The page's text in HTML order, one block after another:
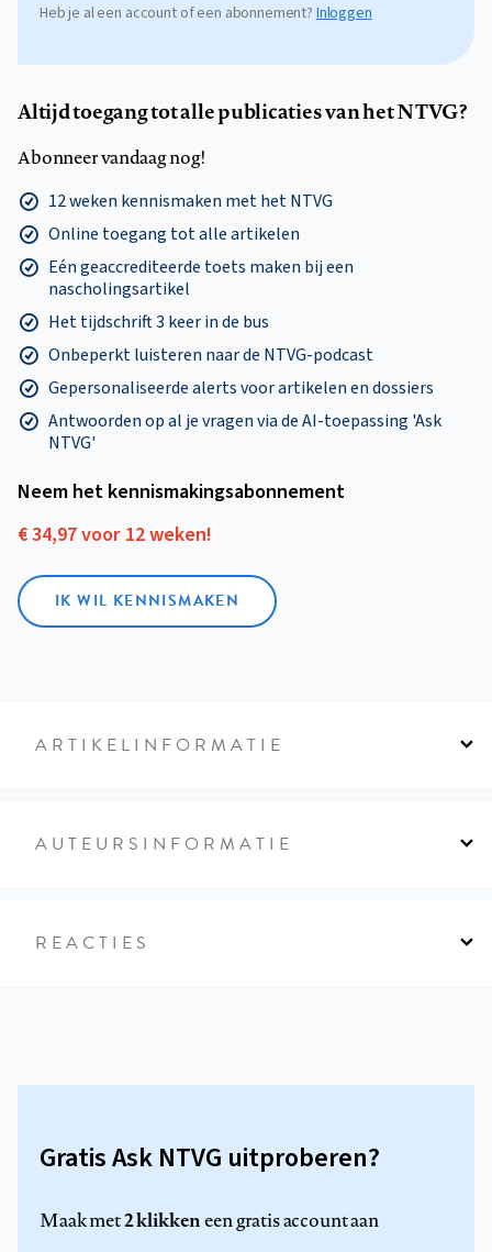
Heb je al een account of een abonnement? Inloggen
Altijd toegang tot alle publicaties van het NTVG?
Abonneer vandaag nog!
12 weken kennismaken met het NTVG
Online toegang tot alle artikelen
Eén geaccrediteerde toets maken bij een
nascholingsartikel
Het tijdschrift 3 keer in de bus
Onbeperkt luisteren naar de NTVG-podcast
Gepersonaliseerde alerts voor artikelen en dossiers
Antwoorden op al je vragen via de AI-toepassing 'Ask
NTVG'
Neem het kennismakings­abonnement
€ 34,97 voor 12 weken!
IK WIL KENNISMAKEN
ARTIKELINFORMATIE
AUTEURSINFORMATIE
REACTIES
Gratis Ask NTVG uitproberen?
Maak met2 klikkeneen gratis account aan